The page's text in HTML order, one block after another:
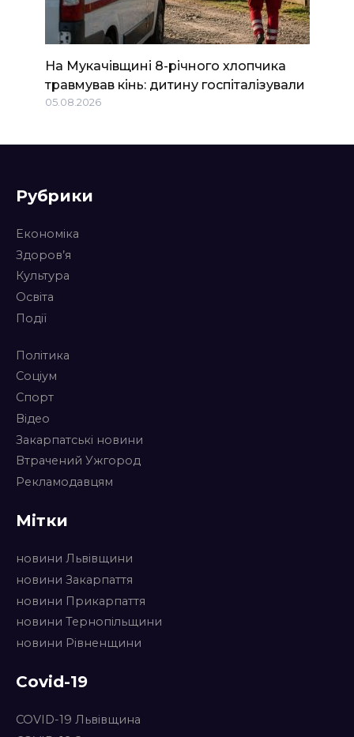
На Мукачівщині 8-річного хлопчика
травмував кінь: дитину госпіталізували
05.08.2026
Рубрики
Економіка
Здоров’я
Культура
Освіта
Події
Політика
Соціум
Спорт
Відео
Закарпатські новини
Втрачений Ужгород
Рекламодавцям
Мітки
новини Львівщини
новини Закарпаття
новини Прикарпаття
новини Тернопільщини
новини Рівненщини
Covid-19
COVID-19 Львівщина